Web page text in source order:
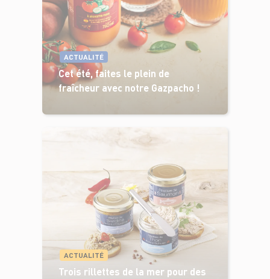
ACTUALITÉ
Cet été, faites le plein de
fraîcheur avec notre Gazpacho !
ACTUALITÉ
Trois rillettes de la mer pour des